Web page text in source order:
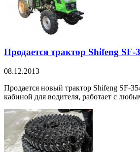
Продается трактор Shifeng SF-
08.12.2013
Продается новый трактор Shifeng SF-
кабиной для водителя, работает с